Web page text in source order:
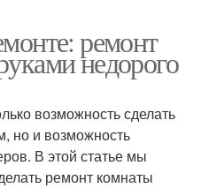
ремонт
недорого
возможность сделать
но и возможность
В этой статье мы
ремонт комнаты